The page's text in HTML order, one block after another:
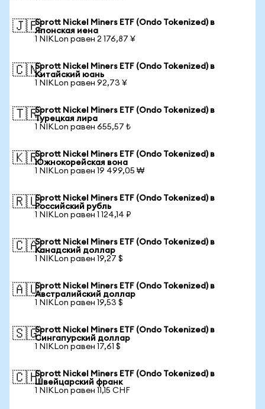
🇯🇵Sprott Nickel Miners ETF (Ondo Tokenized) в
Японская иена
1 NIKLon равен 2 176,87 ¥
🇨🇳Sprott Nickel Miners ETF (Ondo Tokenized) в
Китайский юань
1 NIKLon равен 92,73 ¥
🇹🇷Sprott Nickel Miners ETF (Ondo Tokenized) в
Турецкая лира
1 NIKLon равен 655,57 ₺
🇰🇷Sprott Nickel Miners ETF (Ondo Tokenized) в
Южнокорейская вона
1 NIKLon равен 19 499,05 ₩
🇷🇺Sprott Nickel Miners ETF (Ondo Tokenized) в
Российский рубль
1 NIKLon равен 1 124,14 ₽
🇨🇦Sprott Nickel Miners ETF (Ondo Tokenized) в
Канадский доллар
1 NIKLon равен 19,27 $
🇦🇺Sprott Nickel Miners ETF (Ondo Tokenized) в
Австралийский доллар
1 NIKLon равен 19,53 $
🇸🇬Sprott Nickel Miners ETF (Ondo Tokenized) в
Сингапурский доллар
1 NIKLon равен 17,61 $
🇨🇭Sprott Nickel Miners ETF (Ondo Tokenized) в
Швейцарский франк
1 NIKLon равен 11,15 CHF